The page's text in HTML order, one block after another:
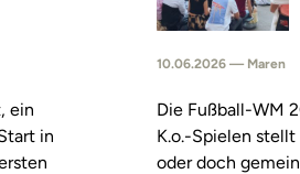
ein
in
10.06.2026 — Maren
Die Fußball-WM
K.o.-Spielen
oder doch